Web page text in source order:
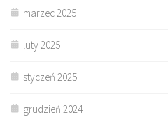
marzec 2025
luty 2025
styczeń 2025
grudzień 2024